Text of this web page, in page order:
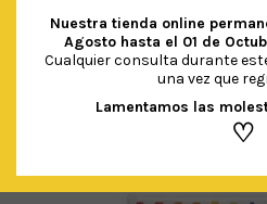
Nuestra tienda online
Agosto hasta el 01 de
Cualquier consulta durante
una vez que
Lamentamos las
♡